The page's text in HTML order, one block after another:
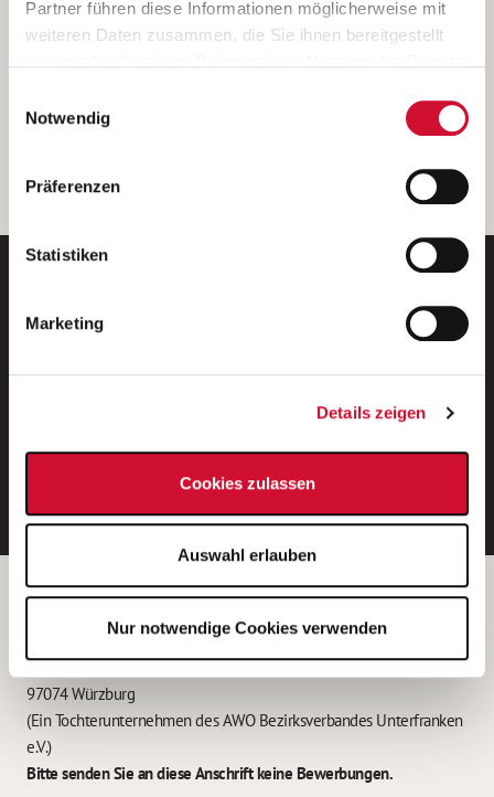
Partner führen diese Informationen möglicherweise mit
weiteren Daten zusammen, die Sie ihnen bereitgestellt
Wenn Sie auf „Cookies zulassen“ klicken, so stimmen
Sie der Speicherung sämtlicher Cookies zu. Sie können
Ihre Einwilligung selbstverständlich jederzeit widerrufen,
indem Sie die Cookie-Einstellungen aufrufen und diese
unserer
Notwendig
Präferenzen
Statistiken
Marketing
Details zeigen
Cookies zulassen
Auswahl erlauben
Nur notwendige Cookies verwenden
Diese Einwilligungserklärung kann ich jederzeit gegenüber dem
Weitere Details können Sie der
entnehmen.
E-Mail-Adresse eintragen
Betreiber der Webseite
Garitz Bewirtschaftungsbetriebe GmbH
Kantstraße 45a
97074 Würzburg
(Ein Tochterunternehmen des AWO Bezirksverbandes Unterfranken
e.V.)
Bitte senden Sie an diese Anschrift keine Bewerbungen.